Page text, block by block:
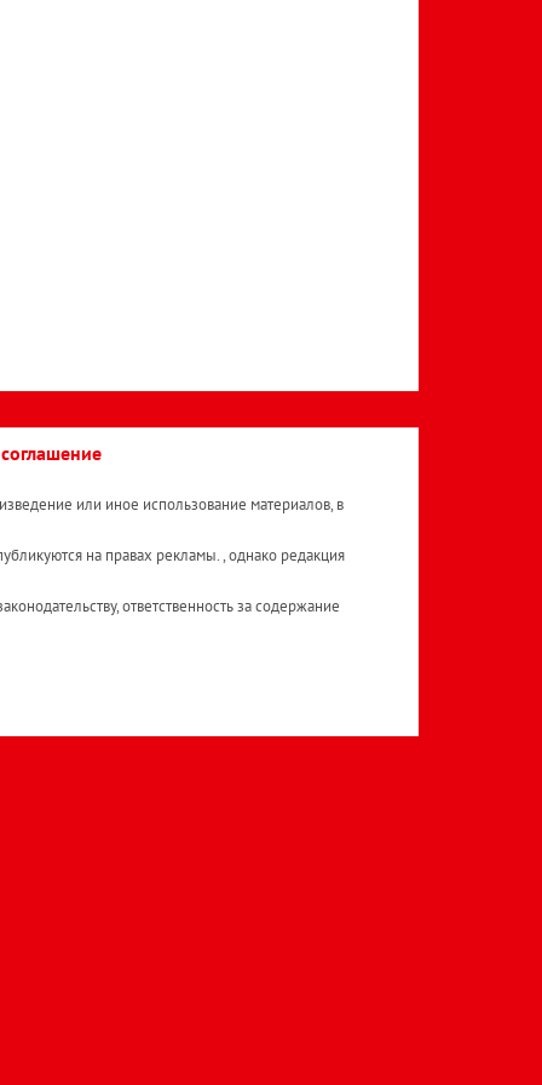
или иное использование материалов, в
на правах рекламы. , однако редакция
ответственность за содержание